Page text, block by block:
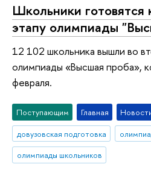
Школьники готовятся
этапу олимпиады
12 102 школьника вышли во
олимпиады «Высшая проба»,
февраля.
Поступающим Главная
довузовская подготовка
олимпиады школьников